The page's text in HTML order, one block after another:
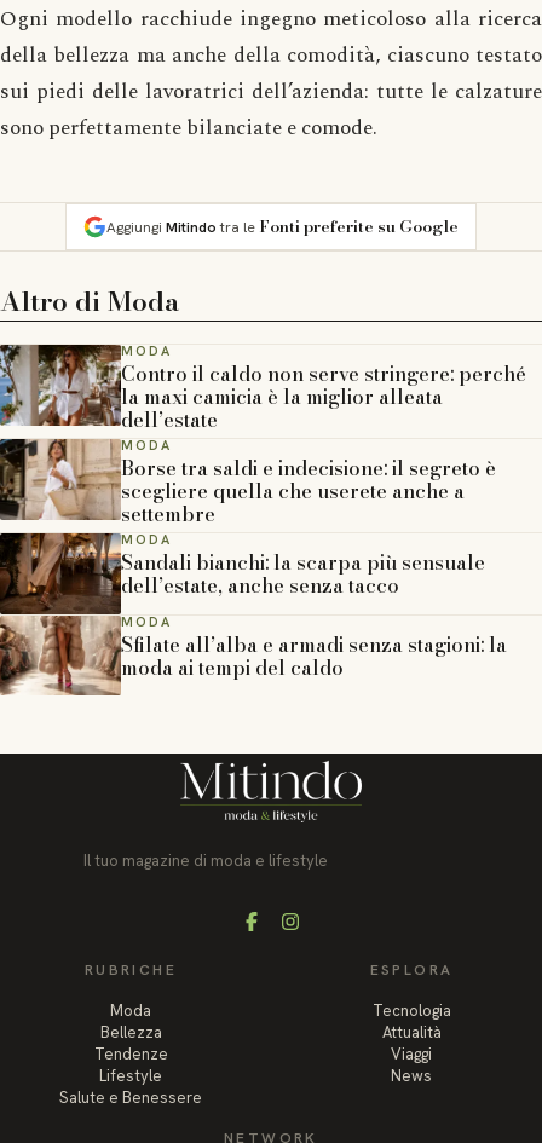
Ogni modello racchiude ingegno meticoloso alla ricerca
della bellezza ma anche della comodità, ciascuno testato
sui piedi delle lavoratrici dell’azienda: tutte le calzature
sono perfettamente bilanciate e comode.
Aggiungi Mitindotra le Fonti preferite su Google
Altro di Moda
MODA
Contro il caldo non serve stringere: perché
la maxi camicia è la miglior alleata
dell’estate
MODA
Borse tra saldi e indecisione: il segreto è
scegliere quella che userete anche a
settembre
MODA
Sandali bianchi: la scarpa più sensuale
dell’estate, anche senza tacco
MODA
Sfilate all’alba e armadi senza stagioni: la
moda ai tempi del caldo
Il tuo magazine di moda e lifestyle
FacebookInstagram
RUBRICHE
Moda
Bellezza
Tendenze
Lifestyle
Salute e Benessere
ESPLORA
Tecnologia
Attualità
Viaggi
News
NETWORK